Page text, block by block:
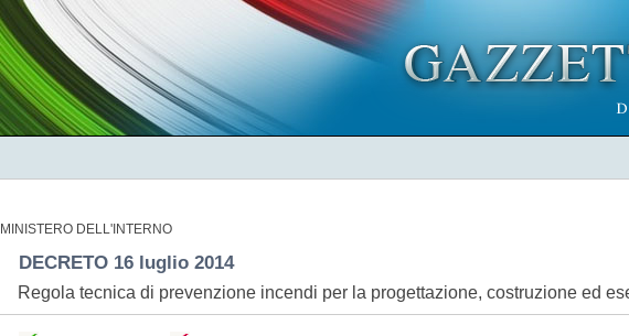
MINISTERO DELL'INTERNO
DECRETO 16 luglio 2014
Regola tecnica di prevenzione incendi per la progettazione, costruzione ed